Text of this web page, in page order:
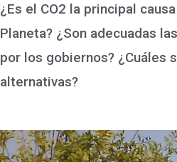
¿Es el CO2 la principal
Planeta? ¿Son adecuadas
por los gobiernos? ¿Cuáles
alternativas?